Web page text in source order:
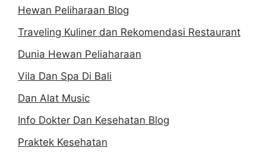
Hewan Peliharaan Blog
Traveling Kuliner dan Rekomendasi Restaurant
Dunia Hewan Peliaharaan
Vila Dan Spa Di Bali
Dan Alat Music
Info Dokter Dan Kesehatan Blog
Praktek Kesehatan